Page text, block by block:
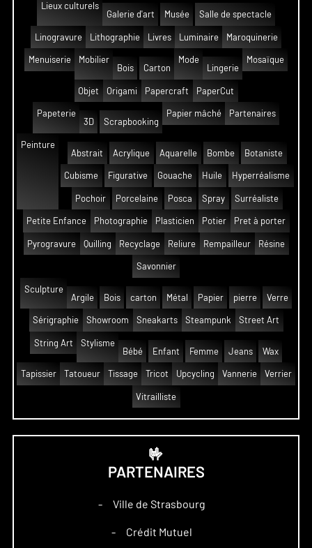
Lieux culturels
Galerie d'art
Musée Salle de spectacle
Linogravure Lithographie Livres Luminaire Maroquinerie
Menuiserie
Mobilier
Bois
Carton
Mode
Lingerie
Mosaïque
Objet Origami Papercraft PaperCut
Papeterie
3D
Scrapbooking
Papier mâché Partenaires
Peinture
Abstrait
Acrylique Aquarelle Bombe Botaniste
Cubisme Figurative Gouache Huile Hyperréalisme
Pochoir Porcelaine Posca Spray Surréaliste
Petite Enfance Photographie Plasticien Potier Pret à porter
Pyrogravure Quilling Recyclage Reliure Rempailleur Résine
Savonnier
Sculpture
Argile
Bois carton Métal Papier pierre Verre
Sérigraphie Showroom Sneakarts Steampunk Street Art
String Art
Stylisme
Bébé
Enfant Femme Jeans Wax
Tapissier Tatoueur Tissage Tricot Upcycling Vannerie Verrier
Vitrailliste
🤟
PARTENAIRES
– Ville de Strasbourg
– Crédit Mutuel